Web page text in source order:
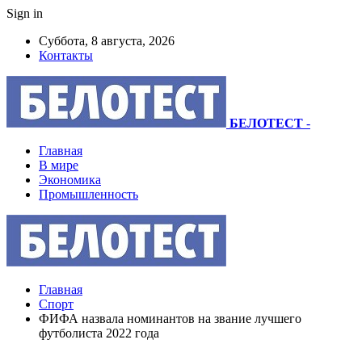
Sign in
Суббота, 8 августа, 2026
Контакты
БЕЛОТЕСТ -
Главная
В мире
Экономика
Промышленность
Главная
Спорт
ФИФА назвала номинантов на звание лучшего
футболиста 2022 года